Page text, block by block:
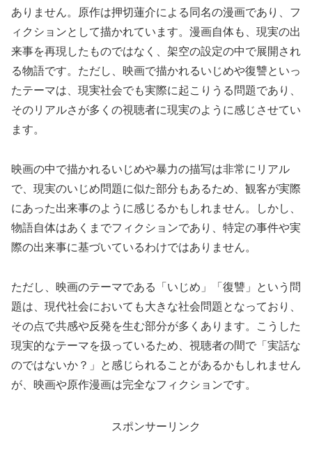
ありません。原作は押切蓮介による同名の漫画であり、フ
ィクションとして描かれています。漫画自体も、現実の出
来事を再現したものではなく、架空の設定の中で展開され
る物語です。ただし、映画で描かれるいじめや復讐といっ
たテーマは、現実社会でも実際に起こりうる問題であり、
そのリアルさが多くの視聴者に現実のように感じさせてい
ます。
映画の中で描かれるいじめや暴力の描写は非常にリアル
で、現実のいじめ問題に似た部分もあるため、観客が実際
にあった出来事のように感じるかもしれません。しかし、
物語自体はあくまでフィクションであり、特定の事件や実
際の出来事に基づいているわけではありません。
ただし、映画のテーマである「いじめ」「復讐」という問
題は、現代社会においても大きな社会問題となっており、
その点で共感や反発を生む部分が多くあります。こうした
現実的なテーマを扱っているため、視聴者の間で「実話な
のではないか？」と感じられることがあるかもしれません
が、映画や原作漫画は完全なフィクションです。
スポンサーリンク